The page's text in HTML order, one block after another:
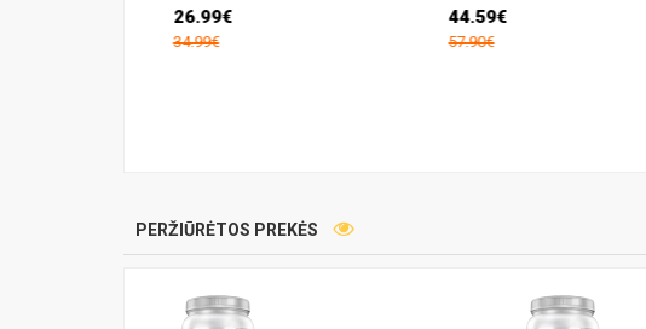
26.99€
34.99€
44.59€
57.90€
PERŽIŪRĖTOS PREKĖS